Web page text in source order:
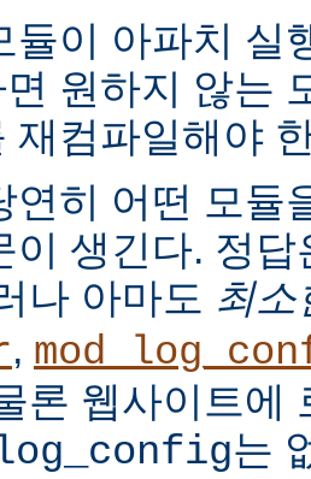
듈이 아파치 실
원하지 않는
재컴파일해야
연히 어떤 모듈
이 생긴다. 정
나 아마도 최소
,
론 웹사이트에
는